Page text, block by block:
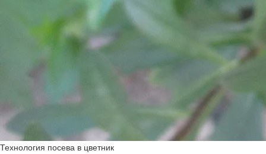
Технология посева в цветник